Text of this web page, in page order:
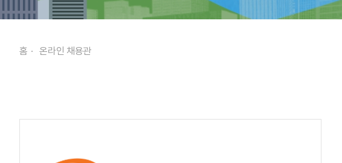
홈 온라인 채용관